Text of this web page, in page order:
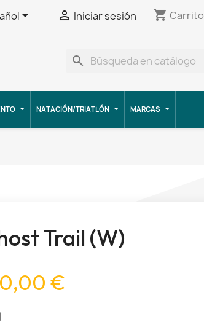
  Iniciar sesión shopping_cart Carrito
search
NATACIÓN/TRIATLÓN MARCAS
Trail (W)
€